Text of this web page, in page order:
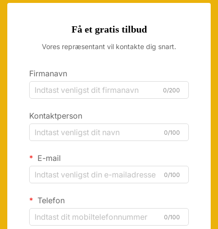
Få et gratis tilbud
Vores repræsentant vil kontakte dig snart.
Firmanavn
0/200
Kontaktperson
0/100
E-mail
0/100
Telefon
0/100